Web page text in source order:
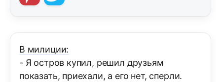
В милиции:
- Я остров купил, решил друзьям
показать, приехали, а его нет, сперли.